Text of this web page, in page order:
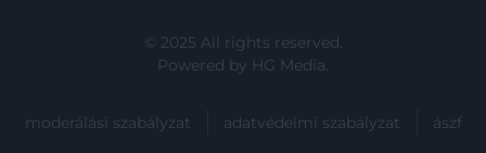
© 2025 All rights reserved.
Powered by HG Media
moderálási szabályzat adatvédelmi szabályzat ászf